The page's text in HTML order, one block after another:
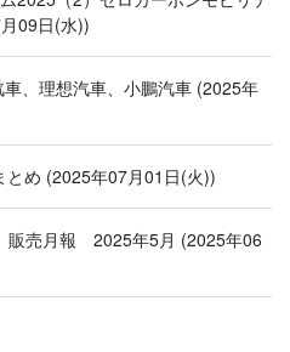
09日(水))
、理想汽車、小鵬汽車 (2025年
とめ (2025年07月01日(火))
販売月報 2025年5月 (2025年06